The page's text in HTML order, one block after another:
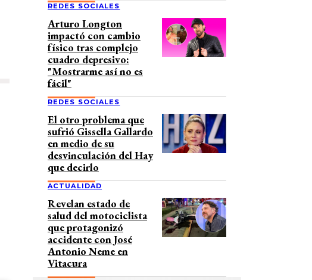
REDES SOCIALES
Arturo Longton
impactó con cambio
físico tras complejo
cuadro depresivo:
"Mostrarme así no es
fácil"
REDES SOCIALES
El otro problema que
sufrió Gissella Gallardo
en medio de su
desvinculación del Hay
que decirlo
ACTUALIDAD
Revelan estado de
salud del motociclista
que protagonizó
accidente con José
Antonio Neme en
Vitacura